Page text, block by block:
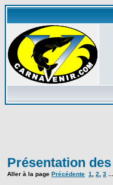
Présentation
Aller à la page Précédente 1 2 3